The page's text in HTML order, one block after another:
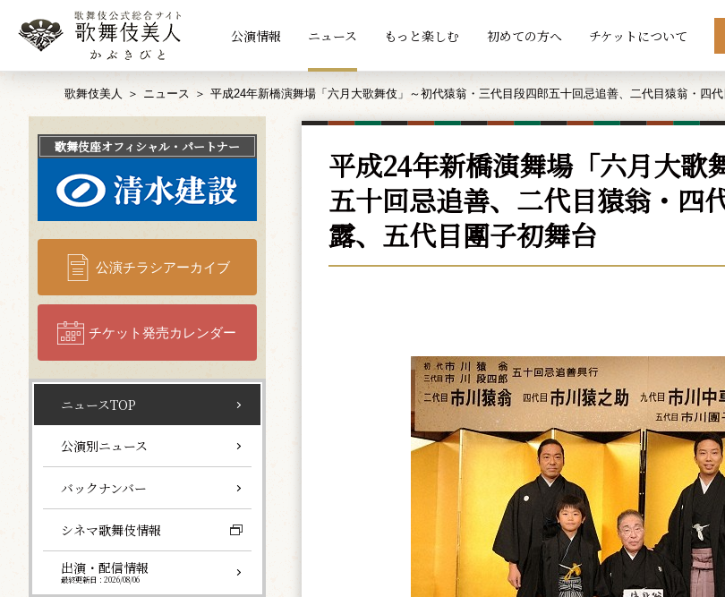
公演情報 ニュース もっと楽しむ 初めての方へ チケットについて
歌舞伎美人 ニュース 平成24年新橋演舞場「六月大歌舞伎」～初代猿翁・三代目段四郎五十回忌追善、二代目猿翁・四
平成24年新橋演舞場「六月大歌
五十回忌追善、二代目猿翁・四
露、五代目團子初舞台
歌舞伎座オフィシャル・パートナー
公演チラシアーカイブ
チケット発売カレンダー
ニュースTOP
公演別ニュース
バックナンバー
シネマ歌舞伎情報
出演・配信情報
最終更新日：2026/08/06